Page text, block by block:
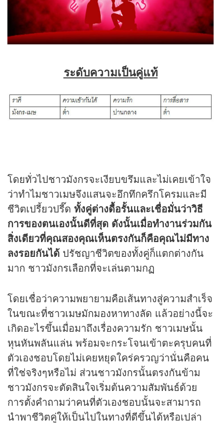
ระดับความเป็นคู่แท้
โดยทั่วไปชาวมังกรจะเงียบขรึมและไม่เคยเข้าใจ
ว่าทำไมชาวเมษจึงแสนจะอึกทึกครึกโครมและมี
ชีวิตเปรี้ยวปรี๊ด ทั้งคู่ต่างดื้อรั้นและเชื่อมั่นว่าวิธี
การของตนเองนั้นดีที่สุด ดังนั้นเมื่อทำงานร่วมกัน
สิ่งเดียวที่คุณสองคุณเห็นตรงกันก็คือคุณไม่มีทาง
ลงรอยกันได้ ปรัชญาชีวิตของทั้งคู่ก็แตกต่างกัน
มาก ชาวมังกรเลือกที่จะเล่นตามกฏ
โดยเชื่อว่าความพยายามคือเส้นทางสู่ความสำเร็จ
ในขณะที่ชาวเมษมักมองหาทางลัด แล้วอย่างนี้จะ
เกิดอะไรขึ้นเมื่อมาถึงเรื่องความรัก ชาวเมษนั้น
หุนหันพลันแล่น พร้อมจะกระโจนเข้าตะครุบคนที่
ตัวเองชอบโดยไม่เคยหยุดใคร่ครวญว่านั่นคือคน
ที่ใช่จริงๆหรือไม่ ส่วนชาวมังกรนั้นตรงกันข้าม
ชาวมังกรจะตัดสินใจเริ่มต้นความสัมพันธ์ด้วย
การตั้งคำถามว่าคนที่ตัวเองชอบนั้นจะสามารถ
นำพาชีวิตคู่ให้เป็นไปในทางที่ดีขึ้นได้หรือเปล่า